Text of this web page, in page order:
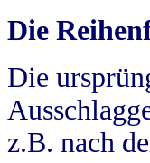
Die
Die
z.B. nach